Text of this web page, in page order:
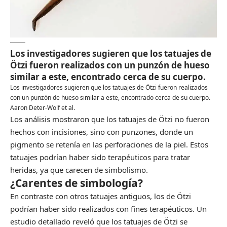
Los investigadores sugieren que los tatuajes de
Ötzi fueron realizados con un punzón de hueso
similar a este, encontrado cerca de su cuerpo.
Los investigadores sugieren que los tatuajes de Ötzi fueron realizados
con un punzón de hueso similar a este, encontrado cerca de su cuerpo.
Aaron Deter-Wolf et al.
Los análisis mostraron que los tatuajes de Ötzi no fueron
hechos con incisiones, sino con punzones, donde un
pigmento se retenía en las perforaciones de la piel. Estos
tatuajes podrían haber sido terapéuticos para tratar
heridas, ya que carecen de simbolismo.
¿Carentes de simbología?
En contraste con otros tatuajes antiguos, los de Ötzi
podrían haber sido realizados con fines terapéuticos. Un
estudio detallado reveló que los tatuajes de Ötzi se